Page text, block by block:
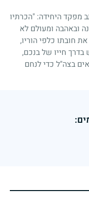
היחידה: "הכרתיו
ובאהבה ומעולם לא
חובתו כלפי הוריו,
בדרך חייו של בנכם,
בצה"ל כדי לנחם